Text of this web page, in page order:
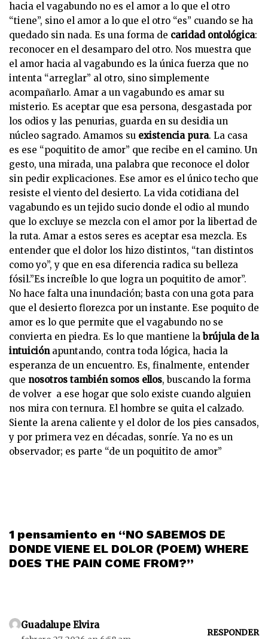
hacia el vagabundo no es el amor a lo que el otro
“tiene”, sino el amor a lo que el otro “es” cuando se ha
quedado sin nada. Es una forma de caridad ontológica:
reconocer en el desamparo del otro. Nos muestra que
el amor hacia al vagabundo es la única fuerza que no
intenta “arreglar” al otro, sino simplemente
acompañarlo. Amar a un vagabundo es amar su
misterio. Es aceptar que esa persona, desgastada por
los odios y las penurias, guarda en su desidia un
núcleo sagrado. Amamos su existencia pura. La casa
es ese “poquitito de amor” que recibe en el camino. Un
gesto, una mirada, una palabra que reconoce el dolor
sin pedir explicaciones. Ese amor es el único techo que
resiste el viento del desierto. La vida cotidiana del
vagabundo es un tejido sucio donde el odio al mundo
que lo excluye se mezcla con el amor por la libertad de
la ruta. Amar a estos seres es aceptar esa mezcla. Es
entender que el dolor los hizo distintos, “tan distintos
como yo”, y que en esa diferencia radica su belleza
fósil.”Es increíble lo que logra un poquitito de amor”.
No hace falta una inundación; basta con una gota para
que el desierto florezca por un instante. Ese poquito de
amor es lo que permite que el vagabundo no se
convierta en piedra. Es lo que mantiene labrújula de la
intuiciónapuntando, contra toda lógica, hacia la
esperanza de un encuentro. Es, finalmente, entender
que nosotros también somos ellos, buscando la forma
de volver a ese hogar que solo existe cuando alguien
nos mira con ternura. El hombre se quita el calzado.
Siente la arena caliente y el dolor de los pies cansados,
y por primera vez en décadas, sonríe. Ya no es un
observador; es parte “de un poquitito de amor”
1 pensamiento en “NO SABEMOS DE
DONDE VIENE EL DOLOR (POEM) WHERE
DOES THE PAIN COME FROM?”
Guadalupe Elvira
RESPONDER